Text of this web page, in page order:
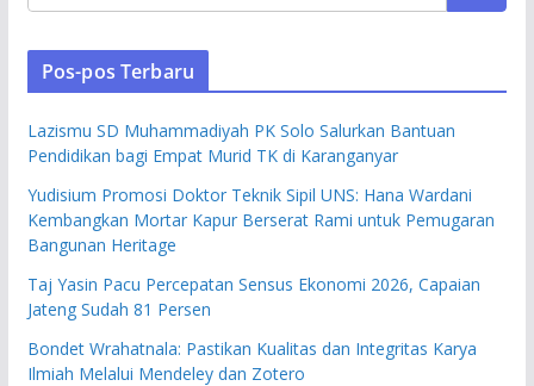
Pos-pos Terbaru
Lazismu SD Muhammadiyah PK Solo Salurkan Bantuan
Pendidikan bagi Empat Murid TK di Karanganyar
Yudisium Promosi Doktor Teknik Sipil UNS: Hana Wardani
Kembangkan Mortar Kapur Berserat Rami untuk Pemugaran
Bangunan Heritage
Taj Yasin Pacu Percepatan Sensus Ekonomi 2026, Capaian
Jateng Sudah 81 Persen
Bondet Wrahatnala: Pastikan Kualitas dan Integritas Karya
Ilmiah Melalui Mendeley dan Zotero